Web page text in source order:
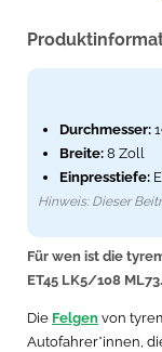
Durchmesser:
Breite: 8 Zoll
Einpresstiefe:
Hinweis: Dieser
Für wen ist die
ET45 LK5/108
Die Felgen von
Autofahrer*innen,